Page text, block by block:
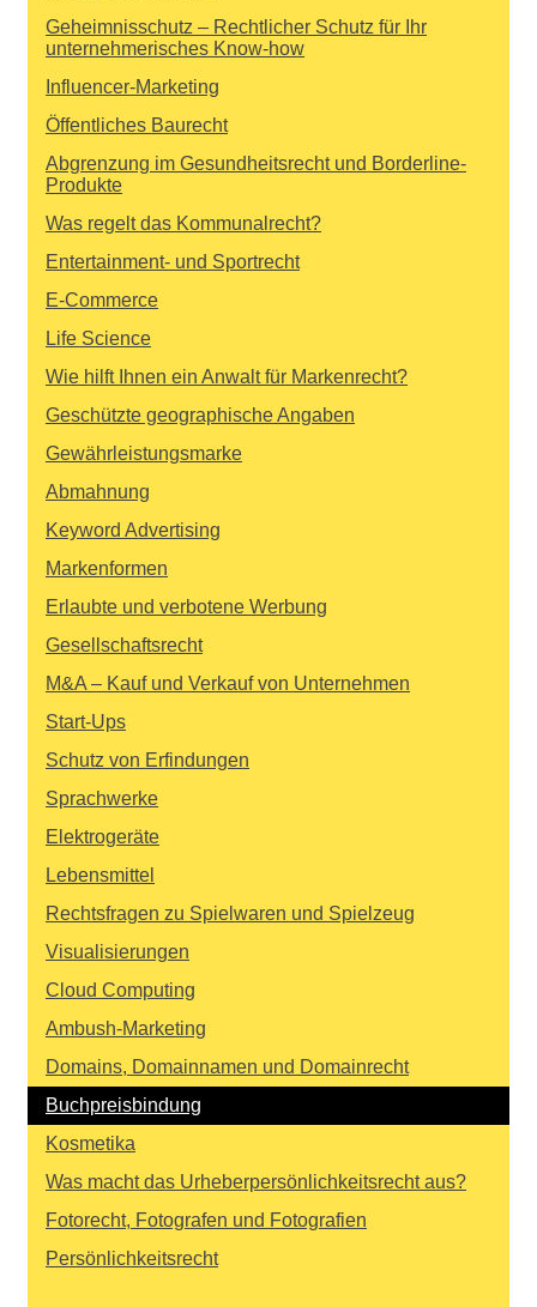
Geheimnisschutz – Rechtlicher Schutz für Ihr
unternehmerisches Know-how
Influencer-Marketing
Öffentliches Baurecht
Abgrenzung im Gesundheitsrecht und Borderline-
Produkte
Was regelt das Kommunalrecht?
Entertainment- und Sportrecht
E-Commerce
Life Science
Wie hilft Ihnen ein Anwalt für Markenrecht?
Geschützte geographische Angaben
Gewährleistungsmarke
Abmahnung
Keyword Advertising
Markenformen
Erlaubte und verbotene Werbung
Gesellschaftsrecht
M&A – Kauf und Verkauf von Unternehmen
Start-Ups
Schutz von Erfindungen
Sprachwerke
Elektrogeräte
Lebensmittel
Rechtsfragen zu Spielwaren und Spielzeug
Visualisierungen
Cloud Computing
Ambush-Marketing
Domains, Domainnamen und Domainrecht
Buchpreisbindung
Kosmetika
Was macht das Urheberpersönlichkeitsrecht aus?
Fotorecht, Fotografen und Fotografien
Persönlichkeitsrecht